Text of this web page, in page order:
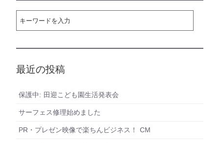
最近の投稿
保護中: 田迎こども園生活発表会
サーフェス修理始めました
PR・プレゼン映像で楽ちんビジネス！ CM